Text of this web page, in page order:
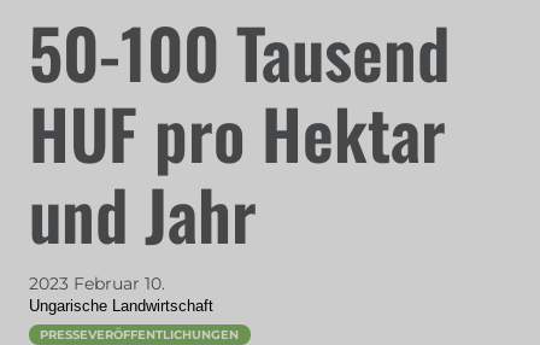
50-100 Tausend
HUF pro Hektar
und Jahr
2023 Februar 10.
Ungarische Landwirtschaft
PRESSEVERÖFFENTLICHUNGEN